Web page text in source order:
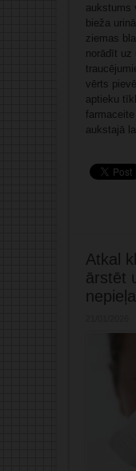
aukstums
bieža
ziemas
norādīt uz
vērts
aptieku
aukstajā
Atkal
ārstēt